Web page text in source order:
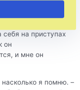
отношений, так
Я не могла
себя на приступах
он
и мне он
я помню. –